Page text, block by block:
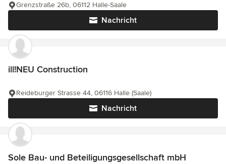
Nachricht
Grenzstraße 26b, 06112 Halle-Saale
ill!NEU Construction
Nachricht
Reideburger Strasse 44, 06116 Halle (Saale)
Sole Bau- und Beteiligungsgesellschaft mbH